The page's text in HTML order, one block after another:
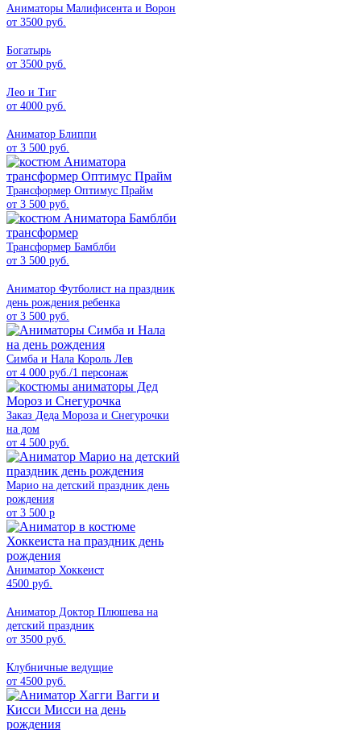
Аниматоры Малифисента и Ворон
от 3500 руб.
Богатырь
от 3500 руб.
Лео и Тиг
от 4000 руб.
Аниматор Блиппи
от 3 500 руб.
Трансформер Оптимус Прайм
от 3 500 руб.
Трансформер Бамблби
от 3 500 руб.
Аниматор Футболист на праздник
день рождения ребенка
от 3 500 руб.
Симба и Нала Король Лев
от 4 000 руб./1 персонаж
Заказ Деда Мороза и Снегурочки
на дом
от 4 500 руб.
Марио на детский праздник день
рождения
от 3 500 р
Аниматор Хоккеист
4500 руб.
Аниматор Доктор Плюшева на
детский праздник
от 3500 руб.
Клубничные ведущие
от 4500 руб.